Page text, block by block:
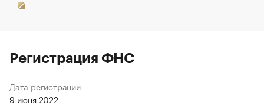
Регистрация ФНС
Дата регистрации
9 июня 2022